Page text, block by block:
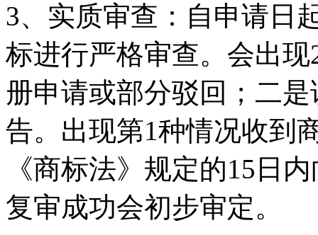
3、实质审查：自申请日
标进行严格审查。会出
册申请或部分驳回；二
告。出现第1种情况收到
《商标法》规定的15日
复审成功会初步审定。